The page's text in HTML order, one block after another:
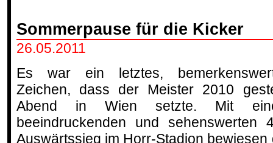
Sommerpause für die Kicker
26.05.2011
Es war ein letztes,
Zeichen, dass der Meister 2010
Abend in Wien setzte. Mit
beeindruckenden und sehenswerten
Auswärtssieg im Horr-Stadion bewiesen